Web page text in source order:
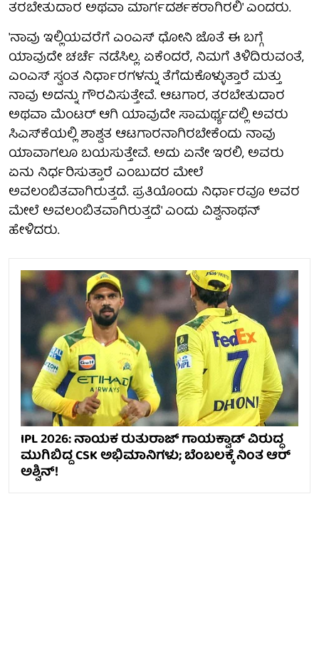
ತರಬೇತುದಾರ ಅಥವಾ ಮಾರ್ಗದರ್ಶಕರಾಗಿರಲಿ' ಎಂದರು.
'ನಾವು ಇಲ್ಲಿಯವರೆಗೆ ಎಂಎಸ್ ಧೋನಿ ಜೊತೆ ಈ ಬಗ್ಗೆ
ಯಾವುದೇ ಚರ್ಚೆ ನಡೆಸಿಲ್ಲ. ಏಕೆಂದರೆ, ನಿಮಗೆ ತಿಳಿದಿರುವಂತೆ,
ಎಂಎಸ್ ಸ್ವಂತ ನಿರ್ಧಾರಗಳನ್ನು ತೆಗೆದುಕೊಳ್ಳುತ್ತಾರೆ ಮತ್ತು
ನಾವು ಅದನ್ನು ಗೌರವಿಸುತ್ತೇವೆ. ಆಟಗಾರ, ತರಬೇತುದಾರ
ಅಥವಾ ಮೆಂಟರ್ ಆಗಿ ಯಾವುದೇ ಸಾಮರ್ಥ್ಯದಲ್ಲಿ ಅವರು
ಸಿಎಸ್‌ಕೆಯಲ್ಲಿ ಶಾಶ್ವತ ಆಟಗಾರನಾಗಿರಬೇಕೆಂದು ನಾವು
ಯಾವಾಗಲೂ ಬಯಸುತ್ತೇವೆ. ಅದು ಏನೇ ಇರಲಿ, ಅವರು
ಏನು ನಿರ್ಧರಿಸುತ್ತಾರೆ ಎಂಬುದರ ಮೇಲೆ
ಅವಲಂಬಿತವಾಗಿರುತ್ತದೆ. ಪ್ರತಿಯೊಂದು ನಿರ್ಧಾರವೂ ಅವರ
ಮೇಲೆ ಅವಲಂಬಿತವಾಗಿರುತ್ತದೆ' ಎಂದು ವಿಶ್ವನಾಥನ್
ಹೇಳಿದರು.
IPL 2026: ನಾಯಕ ರುತುರಾಜ್ ಗಾಯಕ್ವಾಡ್ ವಿರುದ್ಧ
ಮುಗಿಬಿದ್ದ CSK ಅಭಿಮಾನಿಗಳು; ಬೆಂಬಲಕ್ಕೆ ನಿಂತ ಆರ್
ಅಶ್ವಿನ್!